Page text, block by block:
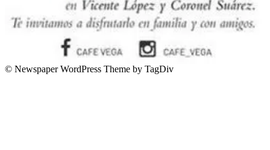
© Newspaper WordPress Theme by TagDiv